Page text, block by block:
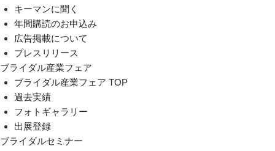
キーマンに聞く
年間購読のお申込み
広告掲載について
プレスリリース
ブライダル産業フェア
ブライダル産業フェア TOP
過去実績
フォトギャラリー
出展登録
ブライダルセミナー